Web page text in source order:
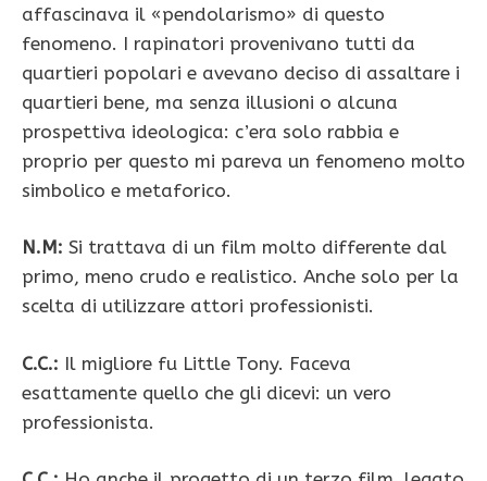
affascinava il «pendolarismo» di questo
fenomeno. I rapinatori provenivano tutti da
quartieri popolari e avevano deciso di assaltare i
quartieri bene, ma senza illusioni o alcuna
prospettiva ideologica: c’era solo rabbia e
proprio per questo mi pareva un fenomeno molto
simbolico e metaforico.
N.M: Si trattava di un film molto differente dal
primo, meno crudo e realistico. Anche solo per la
scelta di utilizzare attori professionisti.
C.C.: Il migliore fu Little Tony. Faceva
esattamente quello che gli dicevi: un vero
professionista.